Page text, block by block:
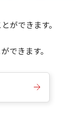
ができます。
できます。